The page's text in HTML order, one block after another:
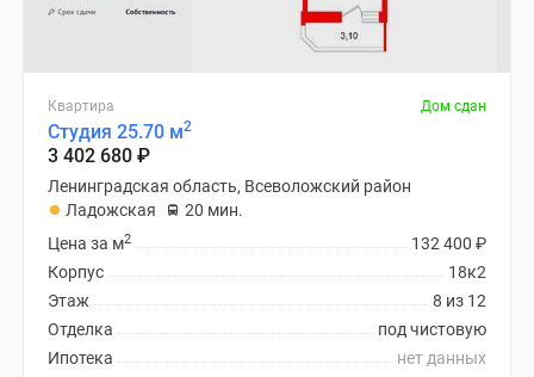
Квартира Дом сдан
Студия 25.70 м2
3 402 680 ₽
Ленинградская область, Всеволожский район
Ладожская
20 мин.
132 400 ₽
Цена за м2
18к2
Корпус
8 из 12
Этаж
под чистовую
Отделка
нет данных
Ипотека